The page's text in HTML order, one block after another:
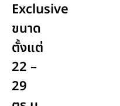
Exclusive
ขนาด
ตั้งแต่
22 –
29